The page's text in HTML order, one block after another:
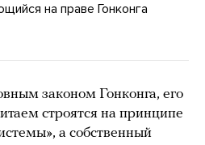
на праве Гонконга
законом Гонконга, его
строятся на принципе
а собственный